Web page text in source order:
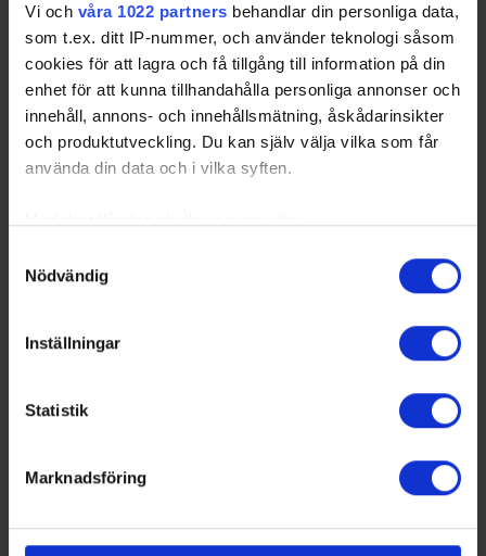
Vi och våra 1022 partners behandlar din personliga data,
som t.ex. ditt IP-nummer, och använder teknologi såsom
cookies för att lagra och få tillgång till information på din
enhet för att kunna tillhandahålla personliga annonser och
innehåll, annons- och innehållsmätning, åskådarinsikter
och produktutveckling. Du kan själv välja vilka som får
använda din data och i vilka syften.
som kan ha en noggrannhet på upp till flera meter
Ta reda på mer om hur dina personliga uppgifter
Du kan ändra eller dra tillbaka ditt samtycke när som
Vi använder enhetsidentifierare för att anpassa innehållet
för sociala medier och analysera vår trafik. Vi
Nödvändig
Inställningar
Statistik
Marknadsföring